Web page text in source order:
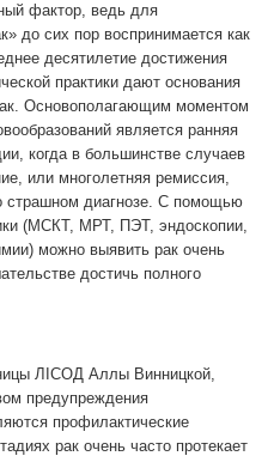
фактор, ведь для
до сих пор воспринимается как
десятилетие достижения
практики дают основания
Основополагающим моментом
является ранняя
когда в большинстве случаев
или многолетняя ремиссия,
страшном диагнозе. С помощью
(МСКТ, МРТ, ПЭТ, эндоскопии,
можно выявить рак очень
достичь полного
ЛIСОД Аллы Винницкой,
предупреждения
профилактические
рак очень часто протекает